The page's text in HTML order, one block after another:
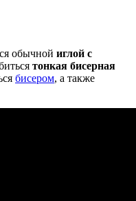
обычной иглой с
тонкая бисерная
бисером, а также